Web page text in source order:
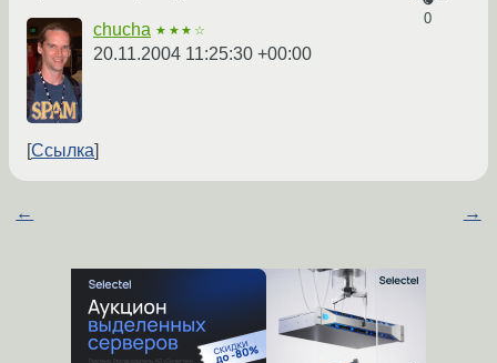
0
chucha ★★★☆
20.11.2004 11:25:30 +00:00
Ссылка
← →